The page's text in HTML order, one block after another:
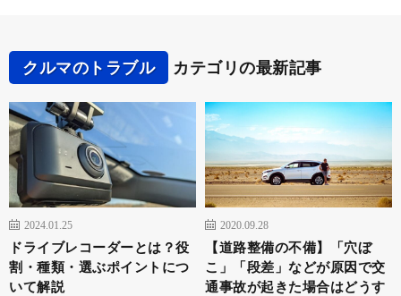
クルマのトラブル カテゴリの最新記事
2024.01.25
ドライブレコーダーとは？役
割・種類・選ぶポイントにつ
いて解説
2020.09.28
【道路整備の不備】「穴ぼ
こ」「段差」などが原因で交
通事故が起きた場合はどうす